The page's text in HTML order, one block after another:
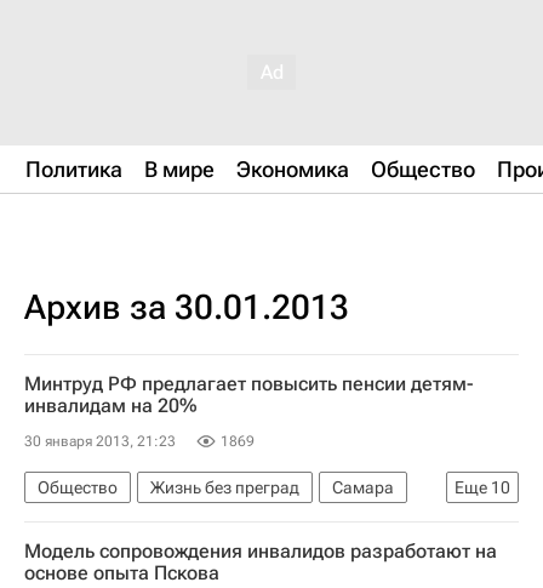
Политика В мире Экономика Общество
Архив за 30.01.2013
Минтруд РФ предлагает повысить пенсии детям-
инвалидам на 20%
30 января 2013, 21:23 1869
Еще 10
Общество Жизнь без преград
Самара
Европа
Самарская область
Весь мир
Приволжский ФО
Ольга Голодец
Модель сопровождения инвалидов разработают на
основе опыта Пскова